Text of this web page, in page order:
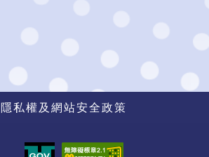
隱私權及網站安全政策